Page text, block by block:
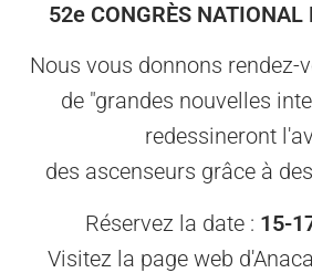
52e CONGRÈS NATIONAL
Nous vous donnons rendez-
de "grandes nouvelles
redessineront
des ascenseurs grâce à des
Réservez la date : 15-
Visitez la page web